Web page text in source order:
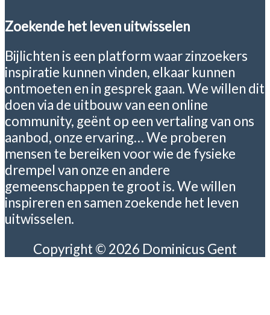
Zoekende het leven uitwisselen
Bijlichten is een platform waar zinzoekers
inspiratie kunnen vinden, elkaar kunnen
ontmoeten en in gesprek gaan. We willen dit
doen via de uitbouw van een online
community, geënt op een vertaling van ons
aanbod, onze ervaring… We proberen
mensen te bereiken voor wie de fysieke
drempel van onze en andere
gemeenschappen te groot is. We willen
inspireren en samen zoekende het leven
uitwisselen.
Copyright © 2026 Dominicus Gent